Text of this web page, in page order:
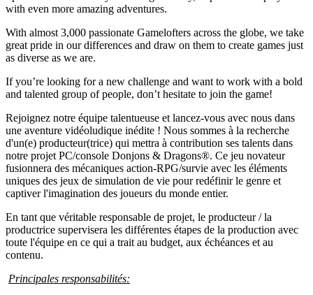
with even more amazing adventures.
With almost 3,000 passionate Gamelofters across the globe, we take
great pride in our differences and draw on them to create games just
as diverse as we are.
If you’re looking for a new challenge and want to work with a bold
and talented group of people, don’t hesitate to join the game!
Rejoignez notre équipe talentueuse et lancez-vous avec nous dans
une aventure vidéoludique inédite ! Nous sommes à la recherche
d'un(e) producteur(trice) qui mettra à contribution ses talents dans
notre projet PC/console Donjons & Dragons®. Ce jeu novateur
fusionnera des mécaniques action-RPG/survie avec les éléments
uniques des jeux de simulation de vie pour redéfinir le genre et
captiver l'imagination des joueurs du monde entier.
En tant que véritable responsable de projet, le producteur / la
productrice supervisera les différentes étapes de la production avec
toute l'équipe en ce qui a trait au budget, aux échéances et au
contenu.
Principales responsabilités: